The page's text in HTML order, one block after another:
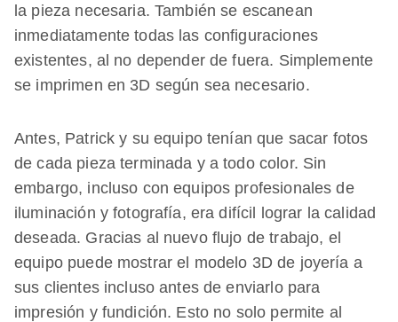
la pieza necesaria. También se escanean
inmediatamente todas las configuraciones
existentes, al no depender de fuera. Simplemente
se imprimen en 3D según sea necesario.
Antes, Patrick y su equipo tenían que sacar fotos
de cada pieza terminada y a todo color. Sin
embargo, incluso con equipos profesionales de
iluminación y fotografía, era difícil lograr la calidad
deseada. Gracias al nuevo flujo de trabajo, el
equipo puede mostrar el modelo 3D de joyería a
sus clientes incluso antes de enviarlo para
impresión y fundición. Esto no solo permite al